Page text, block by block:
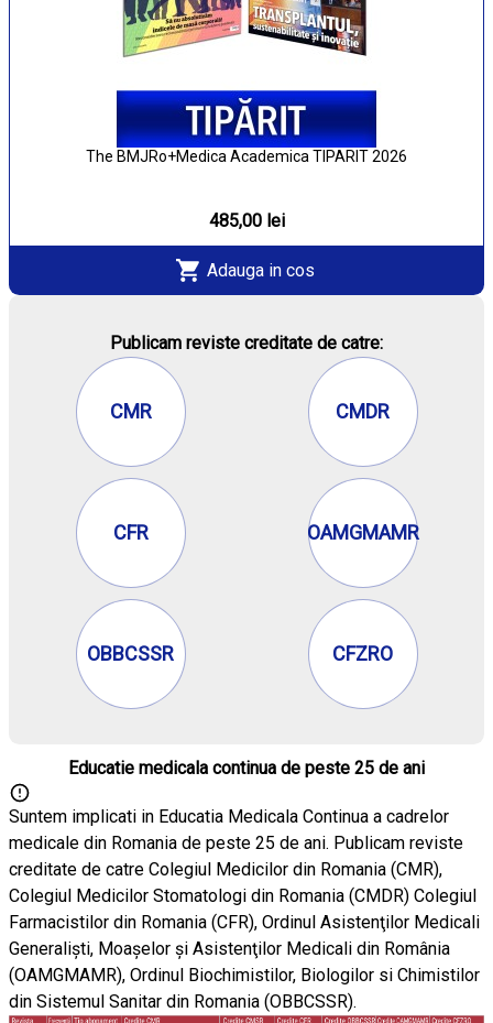
The BMJRo+Medica Academica TIPARIT 2026
485,00 lei
Adauga in cos
Publicam reviste creditate de catre:
CMR CMDR
CFR OAMGMAMR
OBBCSSR CFZRO
Educatie medicala continua de peste 25 de ani
Suntem implicati in Educatia Medicala Continua a cadrelor
medicale din Romania de peste 25 de ani. Publicam reviste
creditate de catre Colegiul Medicilor din Romania (CMR),
Colegiul Medicilor Stomatologi din Romania (CMDR) Colegiul
Farmacistilor din Romania (CFR), Ordinul Asistenţilor Medicali
Generalişti, Moaşelor şi Asistenţilor Medicali din România
(OAMGMAMR), Ordinul Biochimistilor, Biologilor si Chimistilor
din Sistemul Sanitar din Romania (OBBCSSR).